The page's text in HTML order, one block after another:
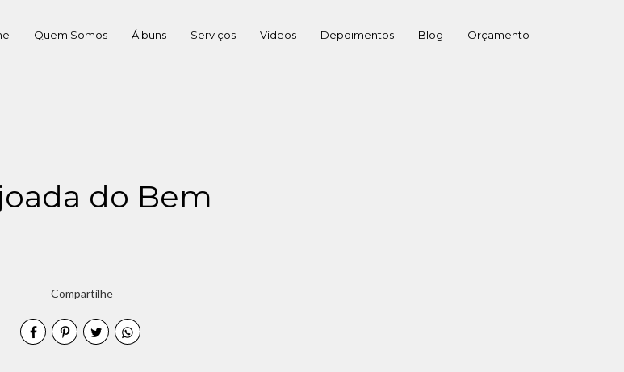
Quem Somos Álbuns Serviços Vídeos Depoimentos Blog Orçamento
do Bem
Compartilhe